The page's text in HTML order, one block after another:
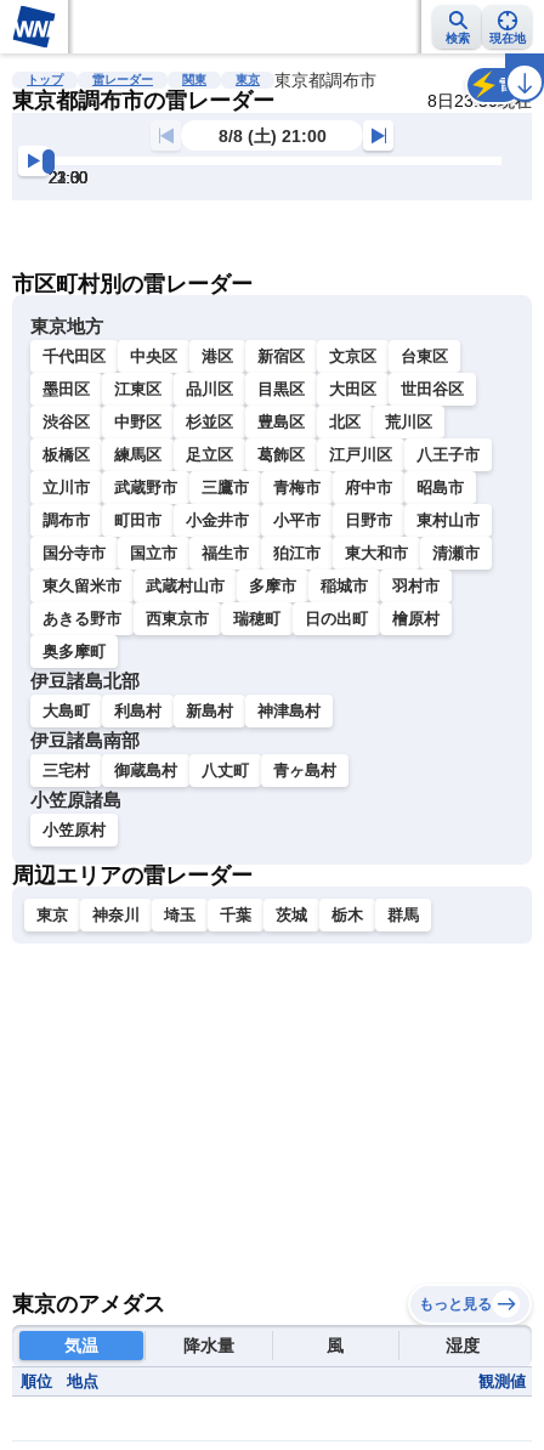
検索 現在地
雨雲レーダー 台風情報 地震情報 警報・注意報 2週間天気 ラ
トップ 雷レーダー 関東 東京 東京都調布市
東京都調布市の雷レーダー 8日23:50現在
雷
8/8 (土) 21:00
21:00
21:30
22:00
22:30
23:00
23:30
市区町村別の雷レーダー
東京地方
千代田区 中央区 港区 新宿区 文京区
台東区
墨田区
江東区 品川区 目黒区 大田区
世田谷区
渋谷区
中野区 杉並区 豊島区 北区
荒川区
板橋区
練馬区 足立区 葛飾区 江戸川区
八王子市
立川市
武蔵野市 三鷹市 青梅市 府中市
昭島市
調布市
町田市 小金井市 小平市 日野市
東村山市
国分寺市
国立市 福生市 狛江市 東大和市
清瀬市
東久留米市
武蔵村山市 多摩市 稲城市
羽村市
あきる野市
西東京市 瑞穂町 日の出町
檜原村
奥多摩町
伊豆諸島北部
大島町 利島村 新島村 神津島村
伊豆諸島南部
三宅村 御蔵島村 八丈町 青ヶ島村
小笠原諸島
小笠原村
周辺エリアの雷レーダー
東京 神奈川 埼玉 千葉 茨城 栃木 群馬
東京のアメダス もっと見る
気温 降水量 風 湿度
順位 地点 観測値